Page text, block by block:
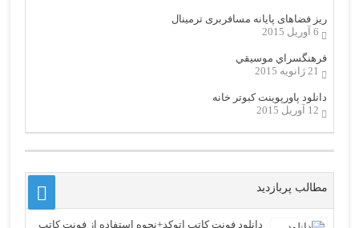
ریز فضاهای پایانه مسافربری ترمینال
6 آوریل 2015
فرهنگسراي موسيقي
21 ژانویه 2015
دانلود پاورپوینت کبوتر خانه
12 آوریل 2015
مطالب پربازدید
دانلود فونت کاتب اتوکد+نحوه استفاده از فونت کاتب